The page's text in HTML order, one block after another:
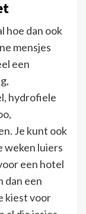
hoe dan ook
mensjes
een
hydrofiele
Je kunt ook
weken luiers
een hotel
dan een
kiest voor